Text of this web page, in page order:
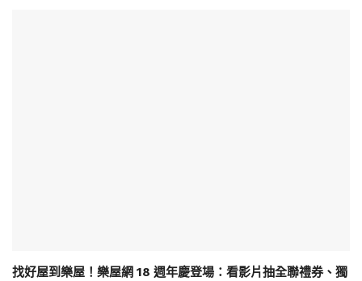
找好屋到樂屋！樂屋網 18 週年慶登場：看影片抽全聯禮券、獨